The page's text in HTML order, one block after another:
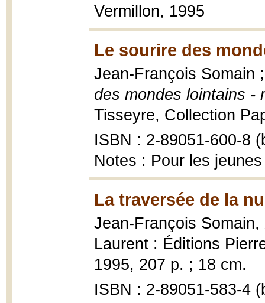
Vermillon, 1995
Le sourire des
Jean-François Somain
des mondes lointains -
Tisseyre, Collection
ISBN : 2-89051-600-8
Notes : Pour les jeunes
La traversée de la
Jean-François Somain,
Laurent : Éditions
1995, 207 p. ; 18 cm.
ISBN : 2-89051-583-4